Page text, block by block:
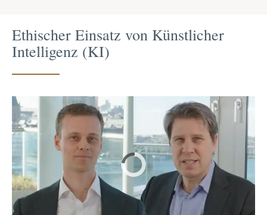
Ethischer Einsatz von Künstlicher
Intelligenz (KI)